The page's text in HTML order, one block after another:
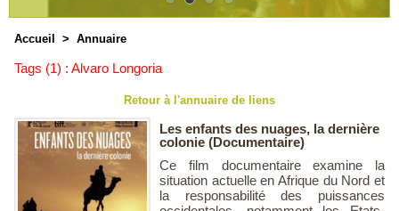
Accueil > Annuaire
Tags (1) : Alvaro Longoria
Retour à l'annuaire de liens
Les enfants des nuages, la dernière
colonie (Documentaire)
Ce film documentaire examine la
situation actuelle en Afrique du Nord et
la responsabilité des puissances